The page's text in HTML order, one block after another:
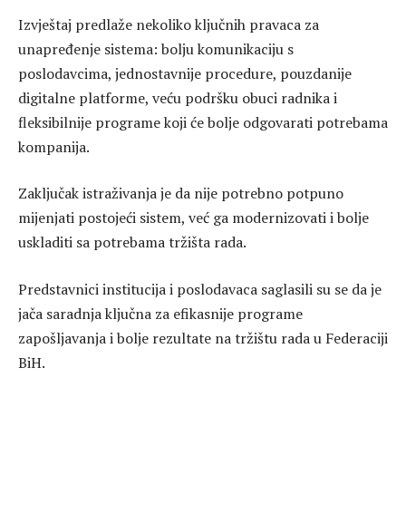
Izvještaj predlaže nekoliko ključnih pravaca za
unapređenje sistema: bolju komunikaciju s
poslodavcima, jednostavnije procedure, pouzdanije
digitalne platforme, veću podršku obuci radnika i
fleksibilnije programe koji će bolje odgovarati potrebama
kompanija.
Zaključak istraživanja je da nije potrebno potpuno
mijenjati postojeći sistem, već ga modernizovati i bolje
uskladiti sa potrebama tržišta rada.
Predstavnici institucija i poslodavaca saglasili su se da je
jača saradnja ključna za efikasnije programe
zapošljavanja i bolje rezultate na tržištu rada u Federaciji
BiH.